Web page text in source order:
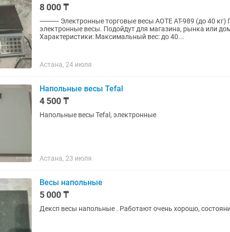
8 000 ₸
⸻ Электронные торговые весы AOTE AT-989 (до 40 кг) Продам удобные и надежные
электронные весы. Подойдут для магазина, рынка или
Характеристики: Максимальный вес: до 40...
Астана, 24 июля
Напольные весы Tefal
4 500 ₸
Напольные весы Tefal, электронные
Астана, 23 июля
Весы напольные
5 000 ₸
Дексп весы напольные . Работают очень хорошо,